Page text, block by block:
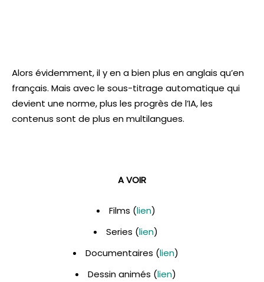
Alors évidemment, il y en a bien plus en anglais qu’en
français. Mais avec le sous-titrage automatique qui
devient une norme, plus les progrès de l’IA, les
contenus sont de plus en multilangues.
A VOIR
Films (lien)
Series (lien)
Documentaires (lien)
Dessin animés (lien)